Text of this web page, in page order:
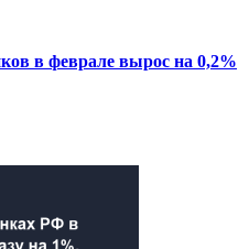
в феврале вырос на 0,2%